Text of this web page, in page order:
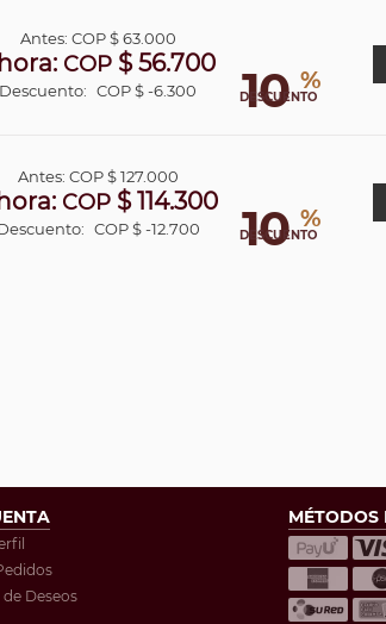
10 %
DESCUENTO
Antes: COP$ 63.000
COP $ 56.700
Descuento: COP $ -6.300
10 %
DESCUENTO
Antes: COP$ 127.000
COP$ 114.300
COP $ -12.700
de Deseos
MÉTODOS